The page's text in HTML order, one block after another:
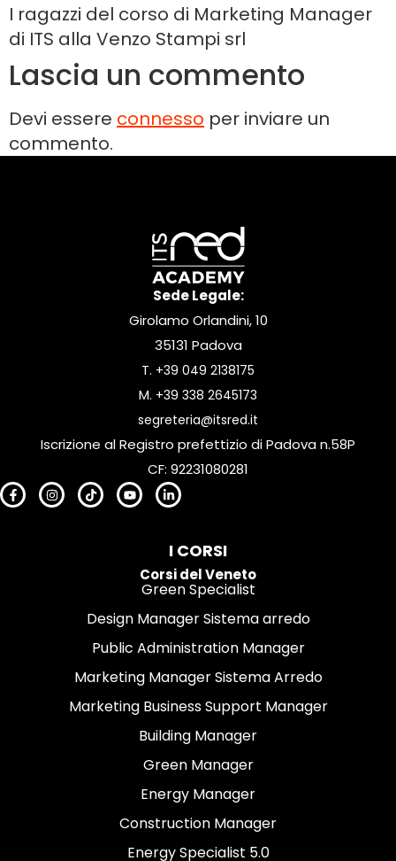
I ragazzi del corso di Marketing Manager
di ITS alla Venzo Stampi srl
Lascia un commento
Devi essere connesso per inviare un
commento.
Sede Legale:
Girolamo Orlandini, 10
35131 Padova
T. +39 049 2138175
M. +39 338 2645173
segreteria@itsred.it
Iscrizione al Registro prefettizio di Padova n.58P
CF: 92231080281
I CORSI
Corsi del Veneto
Green Specialist
Design Manager Sistema arredo
Public Administration Manager
Marketing Manager Sistema Arredo
Marketing Business Support Manager
Building Manager
Green Manager
Energy Manager
Construction Manager
Energy Specialist 5.0